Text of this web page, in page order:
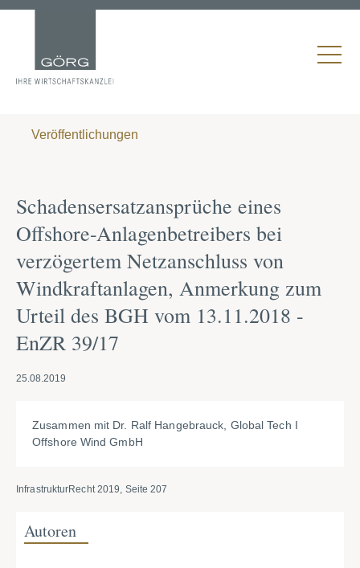
Veröffentlichungen
Schadensersatzansprüche eines
Offshore-Anlagenbetreibers bei
verzögertem Netzanschluss von
Windkraftanlagen, Anmerkung zum
Urteil des BGH vom 13.11.2018 -
EnZR 39/17
25.08.2019
Zusammen mit Dr. Ralf Hangebrauck, Global Tech I
Offshore Wind GmbH
InfrastrukturRecht 2019, Seite 207
Autoren